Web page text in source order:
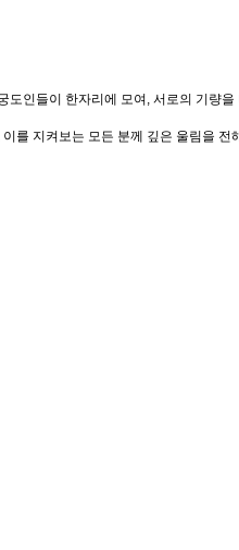
인들이 한자리에 모여, 서로의 기
를 지켜보는 모든 분께 깊은 울림을